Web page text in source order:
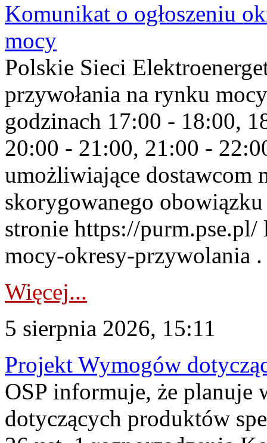
Komunikat o ogłoszeniu
mocy
Polskie Sieci
przywołania na rynku
godzinach 17:00 - 18:00,
20:00 - 21:00, 21:00 -
umożliwiające dostawcom
skorygowanego
stronie https://
mocy-okresy-przywolania
Więcej...
5 sierpnia 2026, 15:11
Projekt Wymogów
OSP informuje, że planuje
dotyczących produktów